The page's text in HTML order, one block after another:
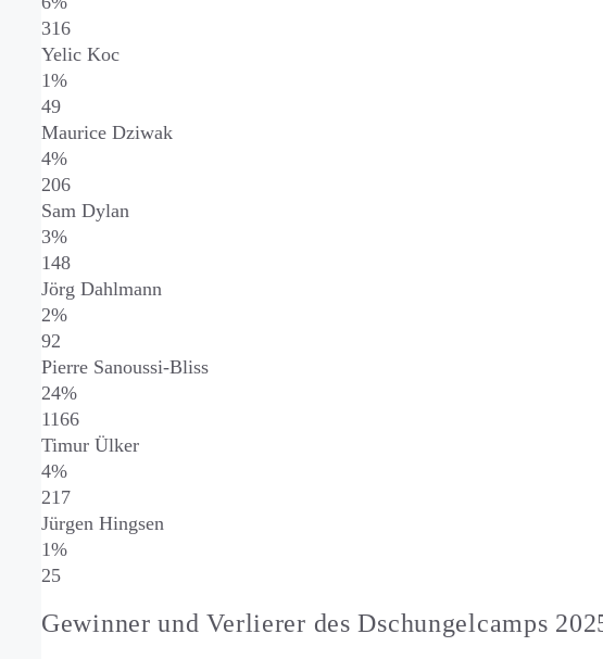
316
Yelic Koc
1%
49
Maurice Dziwak
4%
206
Sam Dylan
3%
148
Jörg Dahlmann
2%
92
Pierre Sanoussi-Bliss
24%
1166
Timur Ülker
4%
217
Jürgen Hingsen
1%
25
Gewinner und Verlierer des Dschungelcamps